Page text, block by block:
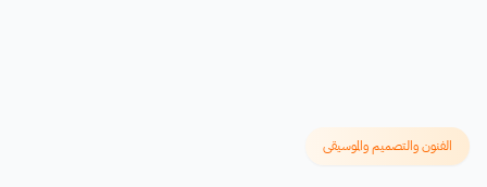
الفنون والتصميم والموسيقى